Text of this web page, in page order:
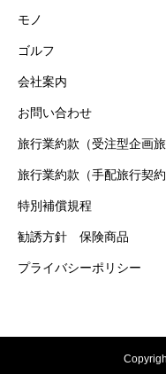
モノ
ゴルフ
会社案内
お問い合わせ
旅行業約款（受注型企画旅
旅行業約款（手配旅行契約
特別補償規程
勧誘方針 保険商品
プライバシーポリシー